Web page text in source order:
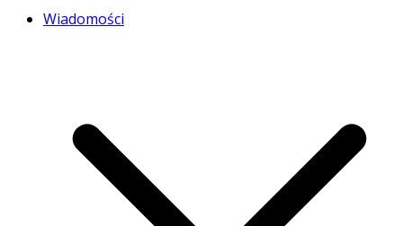
Wiadomości